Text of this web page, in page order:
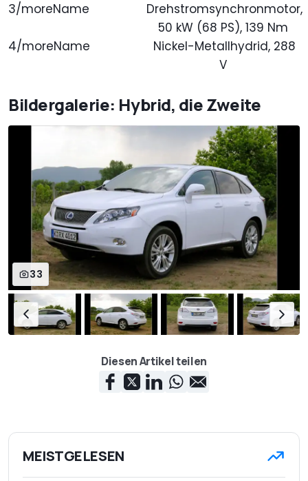
3/moreName
Drehstromsynchronmotor,
50 kW (68 PS), 139 Nm
4/moreName
Nickel-Metallhydrid, 288
V
Bildergalerie: Hybrid, die Zweite
33
Diesen Artikel teilen
MEISTGELESEN